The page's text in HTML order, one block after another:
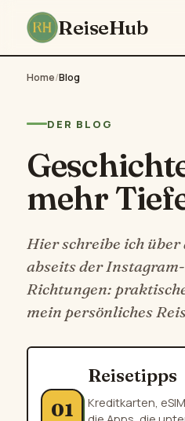
ReiseHub
Home/Blog
DER BLOG
mehr
Hier schreibe ich über
abseits der
Richtungen:
mein persönliches
01
Reisetipps
Kreditkarten,